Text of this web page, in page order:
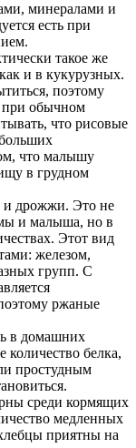
минералами и
есть при
такое же
и в кукурузных.
поэтому
при обычном
что рисовые
что малышу
в грудном
и дрожжи. Это не
и малыша, но в
Этот вид
железом,
групп. С
ржаные
в домашних
белка,
простудным
среди кормящих
медленных
приятны на